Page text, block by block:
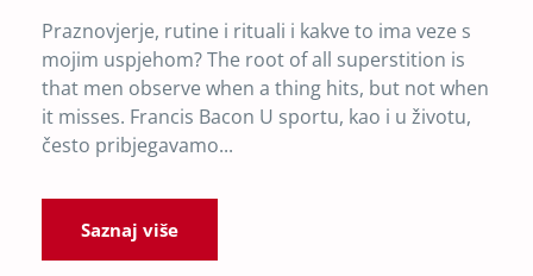
Praznovjerje, rutine i rituali i kakve to ima veze s
mojim uspjehom? The root of all superstition is
that men observe when a thing hits, but not when
it misses. Francis Bacon U sportu, kao i u životu,
često pribjegavamo...
Saznaj više